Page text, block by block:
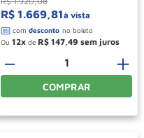
R$ 1.669,81à vista
Ou 12 de R$ 147 49
＋
－
COMPRAR